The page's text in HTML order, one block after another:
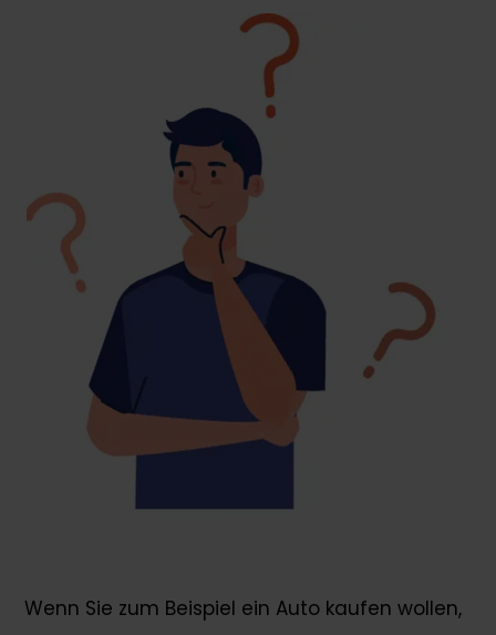
Wenn Sie zum Beispiel ein Auto kaufen wollen,